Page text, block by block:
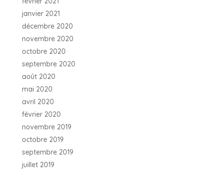
janvier 2021
décembre 2020
novembre 2020
octobre 2020
septembre 2020
août 2020
mai 2020
avril 2020
février 2020
novembre 2019
octobre 2019
septembre 2019
juillet 2019